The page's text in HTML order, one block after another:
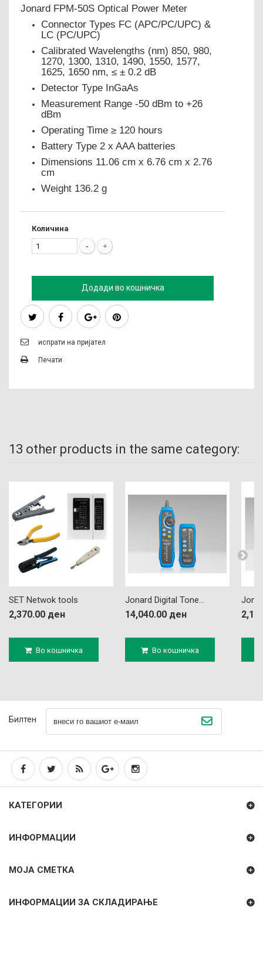
Jonard FPM-50S Optical Power Meter
Connector Types FC (APC/PC/UPC) &
LC (PC/UPC)
Calibrated Wavelengths (nm) 850, 980,
1270, 1300, 1310, 1490, 1550, 1577,
1625, 1650 nm, ≤ ± 0.2 dB
Detector Type InGaAs
Measurement Range -50 dBm to +26
dBm
Operating Time ≥ 120 hours
Battery Type 2 x AAA batteries
Dimensions 11.06 cm x 6.76 cm x 2.76
cm
Weight 136.2 g
Количина
Додади во кошничка
испрати на пријател
Печати
13 other products in the same category:
SET Netwok tools
2,370.00 ден
Во кошничка
Jonard Digital Tone...
14,040.00 ден
Во кошничка
Билтен
КАТЕГОРИИ
ИНФОРМАЦИИ
МОЈА СМЕТКА
ИНФОРМАЦИИ ЗА СКЛАДИРАЊЕ